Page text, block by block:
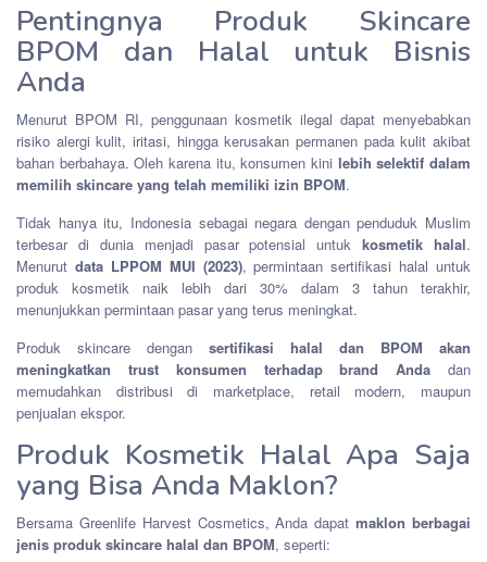
Pentingnya Produk Skincare
BPOM dan Halal untuk Bisnis
Anda
Menurut BPOM RI, penggunaan kosmetik ilegal dapat menyebabkan
risiko alergi kulit, iritasi, hingga kerusakan permanen pada kulit akibat
bahan berbahaya. Oleh karena itu, konsumen kini lebih selektif dalam
memilih skincare yang telah memiliki izin BPOM.
Tidak hanya itu, Indonesia sebagai negara dengan penduduk Muslim
terbesar di dunia menjadi pasar potensial untukkosmetik halal.
Menurut data LPPOM MUI (2023), permintaan sertifikasi halal untuk
produk kosmetik naik lebih dari 30% dalam 3 tahun terakhir,
menunjukkan permintaan pasar yang terus meningkat.
Produk skincare dengan sertifikasi halal dan BPOM akan
meningkatkan trust konsumen terhadap brand Anda dan
memudahkan distribusi di marketplace, retail modern, maupun
penjualan ekspor.
Produk Kosmetik Halal Apa Saja
yang Bisa Anda Maklon?
Bersama Greenlife Harvest Cosmetics, Anda dapatmaklon berbagai
jenis produk skincare halal dan BPOM, seperti: